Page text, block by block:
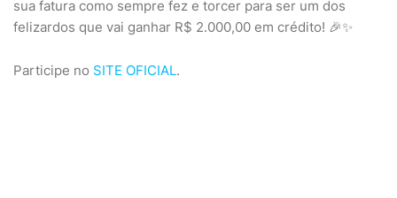
sua fatura como sempre fez e torcer para ser um dos
felizardos que vai ganhar R$ 2.000,00 em crédito! 🎉✨
Participe no SITE OFICIAL.